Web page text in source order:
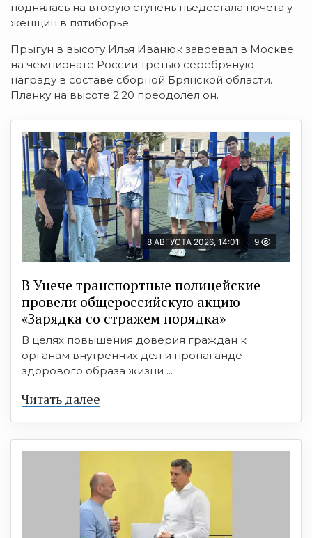
поднялась на вторую ступень пьедестала почета у
женщин в пятиборье.
Прыгун в высоту Илья Иванюк завоевал в Москве
на чемпионате России третью серебряную
награду в составе сборной Брянской области.
Планку на высоте 2.20 преодолел он.
8 АВГУСТА 2026, 14:01 9
В Унече транспортные полицейские
провели общероссийскую акцию
«Зарядка со стражем порядка»
В целях повышения доверия граждан к
органам внутренних дел и пропаганде
здорового образа жизни ...
Читать далее